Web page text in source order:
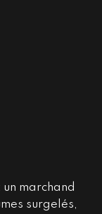
marchand
surgelés,